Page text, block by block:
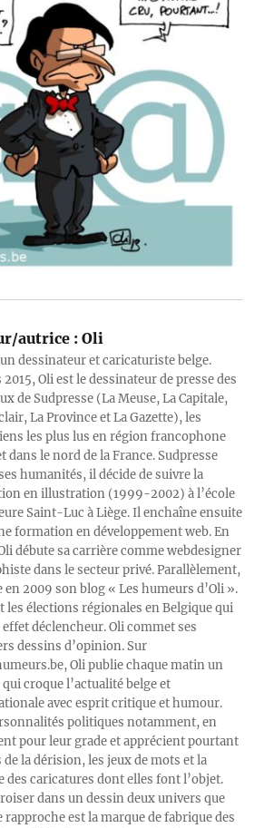
autrice : Oli
dessinateur et caricaturiste belge.
2015, Oli est le dessinateur de presse des
de Sudpresse (La Meuse, La Capitale,
La Province et La Gazette), les
les plus lus en région francophone
dans le nord de la France. Sudpresse
humanités, il décide de suivre la
en illustration (1999-2002) à l’école
Saint-Luc à Liège. Il enchaîne ensuite
formation en développement web. En
débute sa carrière comme webdesigner
dans le secteur privé. Parallèlement,
en 2009 son blog « Les humeurs d’Oli ».
les élections régionales en Belgique qui
déclencheur. Oli commet ses
dessins d’opinion. Sur
Oli publie chaque matin un
croque l’actualité belge et
avec esprit critique et humour.
politiques notamment, en
pour leur grade et apprécient pourtant
de la dérision, les jeux de mots et la
des caricatures dont elles font l’objet.
dans un dessin deux univers que
rapproche est la marque de fabrique des